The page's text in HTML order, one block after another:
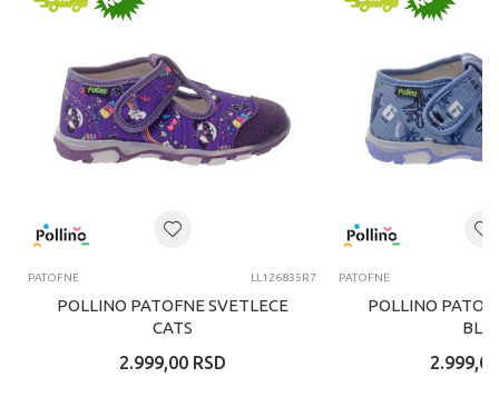
PATOFNE LL126835R7
POLLINO PATOFNE SVETLECE
CATS
2.999,00 RSD
PATOFNE
POLLINO
2.999,00